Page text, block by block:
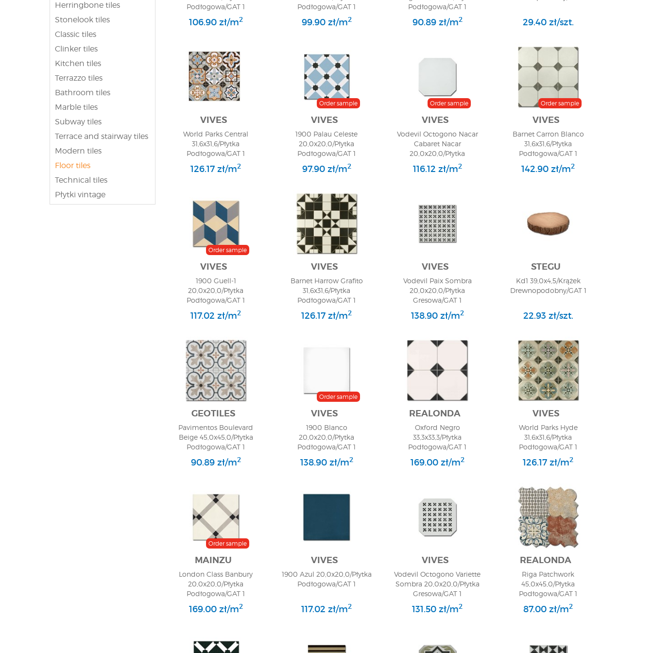
Herringbone tiles
Stonelook tiles
Classic tiles
Clinker tiles
Kitchen tiles
Terrazzo tiles
Bathroom tiles
Marble tiles
Subway tiles
Terrace and stairway tiles
Modern tiles
Floor tiles
Technical tiles
Płytki vintage
Podłogowa/GAT 1
106.90 zł/m2
Podłogowa/GAT 1
99.90 zł/m2
Podłogowa/GAT 1
90.89 zł/m2 29.40 zł/szt.
VIVES
World Parks Central
31,6x31,6/Płytka
Podłogowa/GAT 1
126.17 zł/m2
Order sample
VIVES
1900 Palau Celeste
20,0x20,0/Płytka
Podłogowa/GAT 1
97.90 zł/m2
Order sample
VIVES
Vodevil Octogono Nacar
Cabaret Nacar
20,0x20,0/Płytka
Gresowa/GAT 1
116.12 zł/m2
Order sample
VIVES
Barnet Carron Blanco
31,6x31,6/Płytka
Podłogowa/GAT 1
142.90 zł/m2
Order sample
VIVES
1900 Guell-1
20,0x20,0/Płytka
Podłogowa/GAT 1
117.02 zł/m2
VIVES
Barnet Harrow Grafito
31,6x31,6/Płytka
Podłogowa/GAT 1
126.17 zł/m2
VIVES
Vodevil Paix Sombra
20,0x20,0/Płytka
Gresowa/GAT 1
138.90 zł/m2
STEGU
Kd1 39,0x4,5/Krążek
Drewnopodobny/GAT 1
22.93 zł/szt.
GEOTILES
Pavimentos Boulevard
Beige 45,0x45,0/Płytka
Podłogowa/GAT 1
90.89 zł/m2
Order sample
VIVES
1900 Blanco
20,0x20,0/Płytka
Podłogowa/GAT 1
138.90 zł/m2
REALONDA
Oxford Negro
33,3x33,3/Płytka
Podłogowa/GAT 1
169.00 zł/m2
VIVES
World Parks Hyde
31,6x31,6/Płytka
Podłogowa/GAT 1
126.17 zł/m2
Order sample
MAINZU
London Class Banbury
20,0x20,0/Płytka
Podłogowa/GAT 1
169.00 zł/m2
VIVES
1900 Azul 20,0x20,0/Płytka
Podłogowa/GAT 1
117.02 zł/m2
VIVES
Vodevil Octogono Variette
Sombra 20,0x20,0/Płytka
Gresowa/GAT 1
131.50 zł/m2
REALONDA
Riga Patchwork
45,0x45,0/Płytka
Podłogowa/GAT 1
87.00 zł/m2